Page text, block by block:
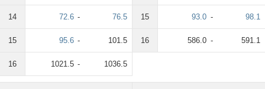
14 72.6 - 76.5
15 95.6 - 101.5
16 1021.5 - 1036.5
15 93.0 - 98.1
16 586.0 - 591.1